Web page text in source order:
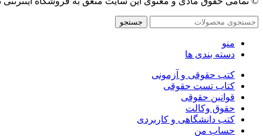
جستجو
منو
دسته بندی ها
کتب حقوقی و آزمونی
کتاب تست حقوقی
قوانین حقوقی
حقوق وکالت
کتب دانشگاهی و کاربردی
حساب من